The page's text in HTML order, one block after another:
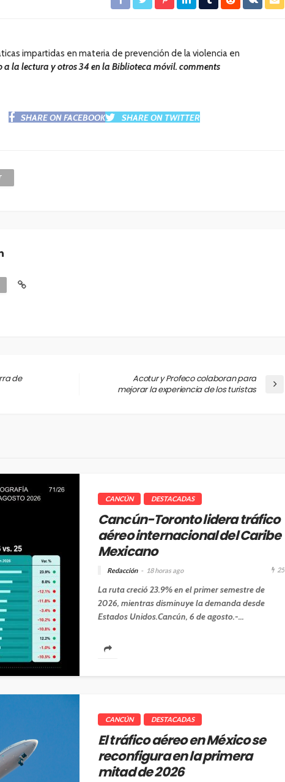
impartidas en materia de prevención de la violencia en
a la lectura y otros 34 en la Biblioteca móvil. comments
SHARE ON FACEBOOK SHARE ON TWITTER
de
Acotur y Profeco colaboran para
mejorar la experiencia de los turistas
CANCÚN DESTACADAS
Cancún-Toronto lidera tráfico
aéreo internacional del Caribe
Mexicano
Redacción 18 horas ago 25
La ruta creció 23.9% en el primer semestre de
2026, mientras disminuye la demanda desde
Estados Unidos.Cancún, 6 de agosto.-...
CANCÚN DESTACADAS
El tráfico aéreo en México se
reconfigura en la primera
mitad de 2026